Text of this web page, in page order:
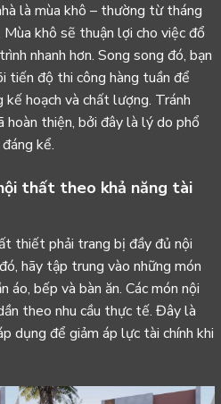
là mùa khô – thường từ tháng
khô sẽ thuận lợi cho việc đổ
nhanh hơn. Song song đó, bạn
tiến độ thi công hàng tuần để
hoạch và chất lượng. Tránh
hoàn thiện, bởi đây là lý do phổ
kể.
thất theo khả năng tài
thiết phải trang bị đầy đủ nội
hãy tập trung vào những món
bếp và bàn ăn. Các món nội
theo nhu cầu thực tế. Đây là
dụng để giảm áp lực tài chính khi